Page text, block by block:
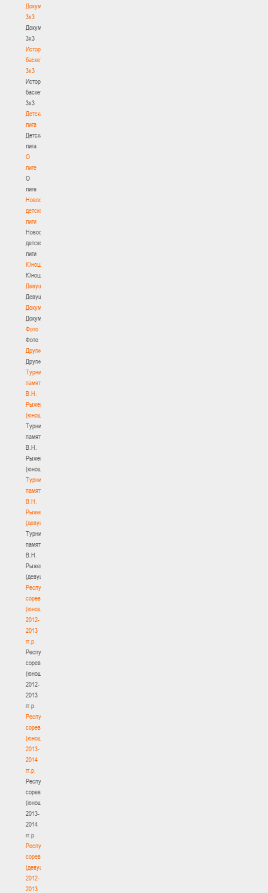
Документы
3х3
Документы
3х3
История
баскетбола
3х3
История
баскетбола
3х3
Детская
лига
Детская
лига
О
лиге
О
лиге
Новости
детской
лиги
Новости
детской
лиги
Юноши
Юноши
Девушки
Девушки
Документы
Документы
Фото
Фото
Другие
Другие
Турнир
памяти
В.Н.
Рыженкова
(юноши)
Турнир
памяти
В.Н.
Рыженкова
(юноши)
Турнир
памяти
В.Н.
Рыженкова
(девушки)
Турнир
памяти
В.Н.
Рыженкова
(девушки)
Республиканские
соревнования
(юноши)
2012-
2013
гг.р.
Республиканские
соревнования
(юноши)
2012-
2013
гг.р.
Республиканские
соревнования
(юноши)
2013-
2014
гг.р.
Республиканские
соревнования
(юноши)
2013-
2014
гг.р.
Республиканские
соревнования
(девушки)
2012-
2013